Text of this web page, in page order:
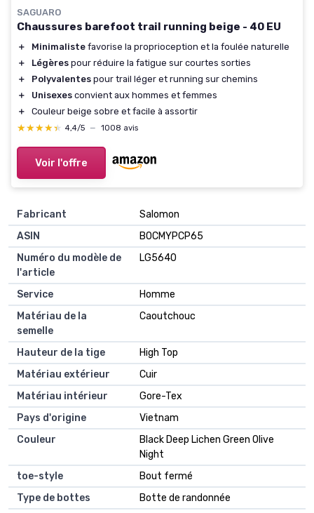
SAGUARO
Chaussures barefoot trail running beige - 40 EU
＋ Minimaliste favorise la proprioception et la foulée naturelle
＋
Légères pour réduire la fatigue sur courtes sorties
＋
Polyvalentes pour trail léger et running sur chemins
＋
Unisexes convient aux hommes et femmes
＋
Couleur beige sobre et facile à assortir
★★★★★
★★★★★ 4,4/5 — 1008 avis
Voir l'offre
Fabricant
Salomon
ASIN
B0CMYPCP65
Numéro du modèle de
l'article
LG5640
Service
Homme
Matériau de la
semelle
Caoutchouc
Hauteur de la tige
High Top
Matériau extérieur
Cuir
Matériau intérieur
Gore-Tex
Pays d'origine
Vietnam
Couleur
Black Deep Lichen Green Olive
Night
toe-style
Bout fermé
Type de bottes
Botte de randonnée